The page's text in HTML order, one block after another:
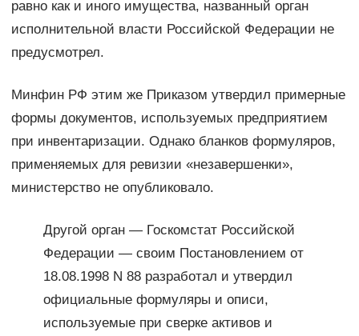
равно как и иного имущества, названный орган
исполнительной власти Российской Федерации не
предусмотрел.
Минфин РФ этим же Приказом утвердил примерные
формы документов, используемых предприятием
при инвентаризации. Однако бланков формуляров,
применяемых для ревизии «незавершенки»,
министерство не опубликовало.
Другой орган — Госкомстат Российской
Федерации — своим Постановлением от
18.08.1998 N 88 разработал и утвердил
официальные формуляры и описи,
используемые при сверке активов и